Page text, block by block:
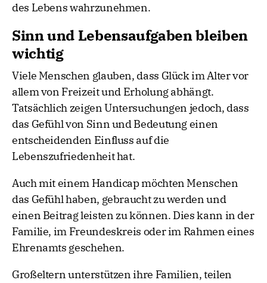
des Lebens wahrzunehmen.
Sinn und Lebensaufgaben bleiben
wichtig
Viele Menschen glauben, dass Glück im Alter vor
allem von Freizeit und Erholung abhängt.
Tatsächlich zeigen Untersuchungen jedoch, dass
das Gefühl von Sinn und Bedeutung einen
entscheidenden Einfluss auf die
Lebenszufriedenheit hat.
Auch mit einem Handicap möchten Menschen
das Gefühl haben, gebraucht zu werden und
einen Beitrag leisten zu können. Dies kann in der
Familie, im Freundeskreis oder im Rahmen eines
Ehrenamts geschehen.
Großeltern unterstützen ihre Familien, teilen